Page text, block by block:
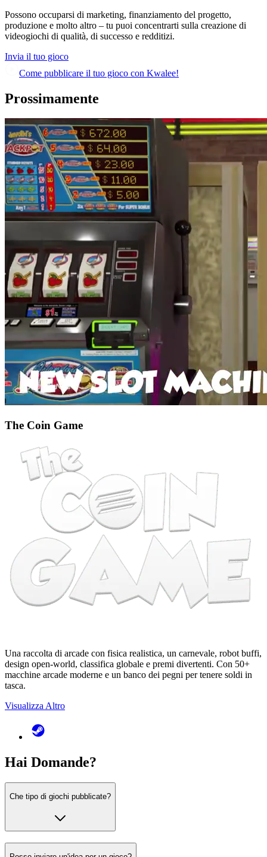
Possono occuparsi di marketing, finanziamento del progetto,
produzione e molto altro – tu puoi concentrarti sulla creazione di
videogiochi di qualità, di successo e redditizi.
Invia il tuo gioco
Come pubblicare il tuo gioco con Kwalee!
Prossimamente
The Coin Game
Una raccolta di arcade con fisica realistica, un carnevale, robot buffi,
design open-world, classifica globale e premi divertenti. Con 50+
macchine arcade moderne e un banco dei pegni per tenere soldi in
tasca.
Visualizza Altro
Hai Domande?
Che tipo di giochi pubblicate?